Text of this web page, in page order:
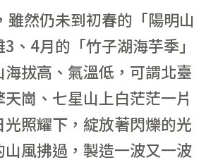
雖然仍未到初春的「陽明山
、4月的「竹子湖海芋季」
拔高、氣溫低，可謂北臺
崗、七星山上白茫茫一片
照耀下，綻放著閃爍的光
風拂過，製造一波又一波